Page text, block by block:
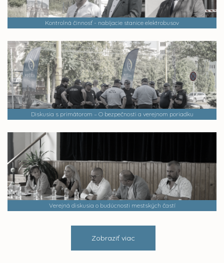
Kontrolná činnosť - nabíjacie stanice elektrobusov
Diskusia s primátorom – O bezpečnosti a verejnom poriadku
Verejná diskusia o budúcnosti mestských častí
Zobraziť viac